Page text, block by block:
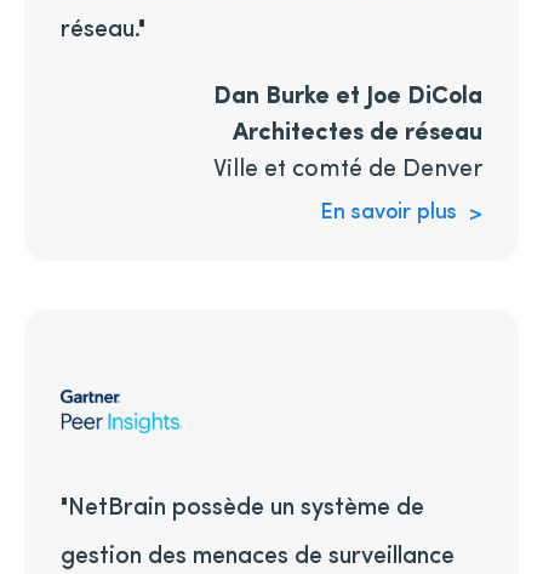
réseau."
Dan Burke et Joe DiCola
Architectes de réseau
Ville et comté de Denver
En savoir plus
"NetBrain possède un système de
gestion des menaces de surveillance